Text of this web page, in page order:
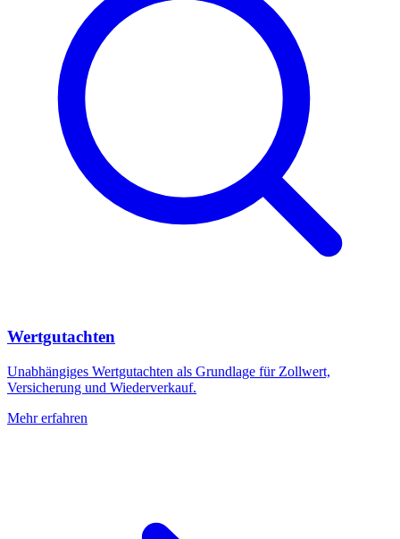
Wertgutachten
Unabhängiges Wertgutachten als Grundlage für Zollwert,
Versicherung und Wiederverkauf.
Mehr erfahren